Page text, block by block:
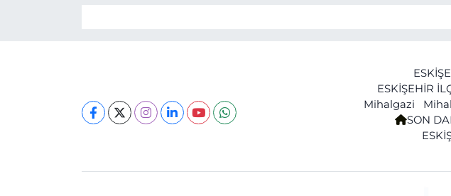
ESKİŞEHİR
Mihalgazi
SON